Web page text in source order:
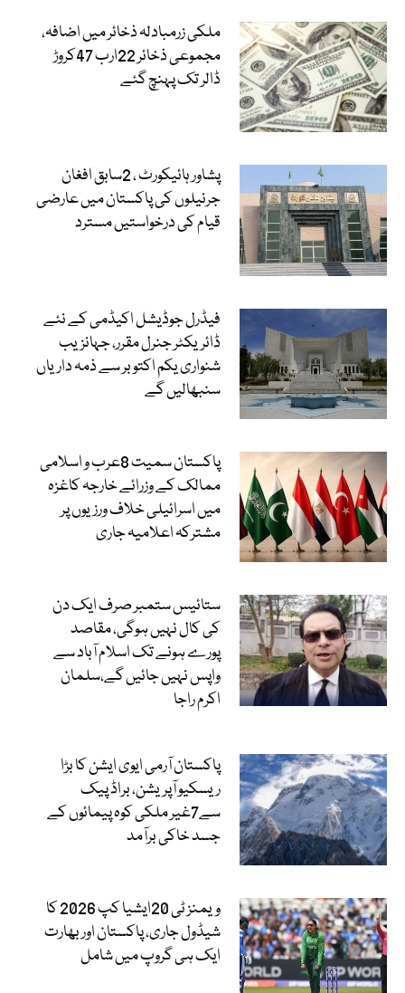
ملکی زرمبادلہ ذخائر میں اضافہ،
مجموعی ذخائر 22ارب 47کروڑ
ڈالر تک پہنچ گئے
پشاور ہائیکورٹ ، 2سابق افغان
جرنیلوں کی پاکستان میں عارضی
قیام کی درخواستیں مسترد
فیڈرل جوڈیشل اکیڈمی کے نئے
ڈائریکٹر جنرل مقرر، جہانزیب
شنواری یکم اکتوبر سے ذمہ داریاں
سنبھالیں گے
پاکستان سمیت 8عرب و اسلامی
ممالک کے وزرائے خارجہ کاغزہ
میں اسرائیلی خلاف ورزیوں پر
مشترکہ اعلامیہ جاری
ستائیس ستمبر صرف ایک دن
کی کال نہیں ہوگی، مقاصد
پورے ہونے تک اسلام آباد سے
واپس نہیں جائیں گے،سلمان
اکرم راجا
پاکستان آرمی ایوی ایشن کا بڑا
ریسکیو آپریشن، براڈ پیک
سے7غیر ملکی کوہ پیمائوں کے
جسد خاکی برآمد
ویمنز ٹی 20ایشیا کپ 2026 کا
شیڈول جاری، پاکستان اور بھارت
ایک ہی گروپ میں شامل